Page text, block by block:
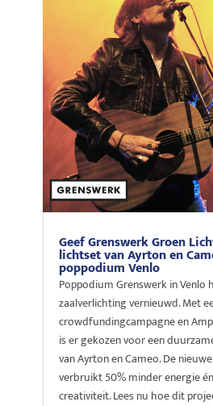
Geef Grenswerk Groen
lichtset van Ayrton en
poppodium Venlo
Poppodium Grenswerk in Venlo
zaalverlichting vernieuwd. Met
crowdfundingcampagne en
is er gekozen voor een
van Ayrton en Cameo. De
verbruikt 50% minder energie
creativiteit. Lees nu hoe dit